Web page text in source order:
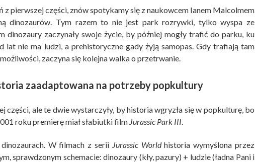
z pierwszej części, znów spotykamy się z naukowcem Ianem Malcolmem
dinozaurów. Tym razem to nie jest park rozrywki, tylko wyspa ze
dinozaury zaczynały swoje życie, by później mogły trafić do parku, ku
lat nie ma ludzi, a prehistoryczne gady żyją samopas. Gdy trafiają tam
zaczyna się kolejna walka o przetrwanie.
zaadaptowana na potrzeby popkultury
części, ale te dwie wystarczyły, by historia wgryzła się w popkulturę, bo
roku premierę miał słabiutki film Jurassic Park III
W filmach z serii Jurassic Worldhistoria wymyślona przez
sprawdzonym schemacie: dinozaury (kły, pazury) + ludzie (ładna Pani i